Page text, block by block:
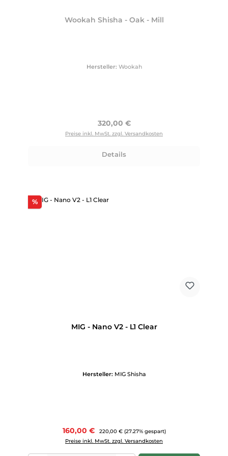
Wookah Shisha - Oak - Mill
Hersteller: Wookah
Regulärer Preis:
320,00 €
Preise inkl. MwSt. zzgl. Versandkosten
Details
%Rabatt
MIG - Nano V2 - L1 Clear
Hersteller: MIG Shisha
Verkaufspreis:
160,00 € Regulärer Preis:
220,00 € (27.27% gespart)
Preise inkl. MwSt. zzgl. Versandkosten